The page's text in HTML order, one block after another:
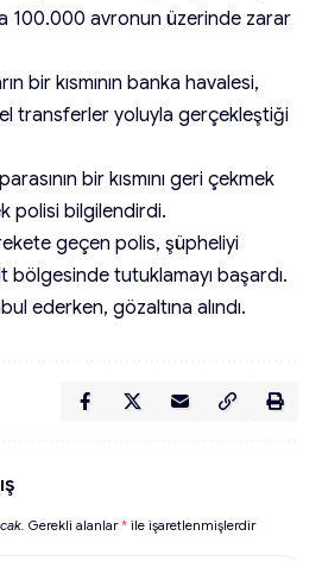
100.000 avronun üzerinde zarar
bir kısmının banka havalesi,
transferler yoluyla gerçekleştiği
bir kısmını geri çekmek
polisi bilgilendirdi.
geçen polis, şüpheliyi
bölgesinde tutuklamayı başardı.
ederken, gözaltına alındı.
Gerekli alanlar* ile işaretlenmişlerdir